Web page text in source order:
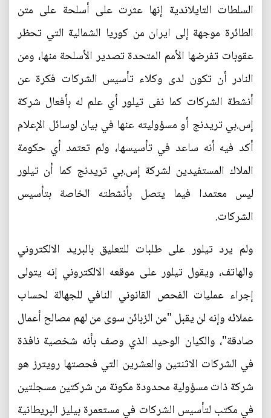
السلطات التايلاندية إنها عثرت على أسلحة على متن
الطائرة موجهة إلى ايران من كوريا الشمالية التي تحظر
عقوبات تفرضها الأمم المتحدة تصدير الأسلحة منها، ومن
النادر أن تكون لدى وكلاء تأسيس الشركات فكرة عن
أنشطة الشركات كما نفى تيلور أي علم له بأفعال شركة
إس.بي تريدنج أو مسؤوليته عنها في بيان لوسائل الإعلام
أكد فيه أنه ساعد في تأسيسها، ولم تعتمد أي حكومة
الملاك المستفيدين لشركة إس.بي تريدنج كما أن تيلور
ليس معتمدا فيما يتصل بأنشطته الخاصة بتأسيس
الشركات.
ولم يرد تيلور على طلبات للتعليق بالبريد الالكتروني
والهاتف، ويقول تيلور على موقعه الالكتروني إنه يتولى
إجراء عمليات الفحص القانوني النافي للجهالة لحساب
عملائه وإنه لن يقبل "من الزبائن سوى من لهم مصالح أعمال
صادقة"، والكيان الوحيد الذي وصف بأنه شخصية نافذة
في الشركات الاثنتين والعشرين التي فحصتها رويترز هو
شركة ذات مسؤولية محدودة مكونة من شركتين مسجلتين
في مكتب لتأسيس الشركات في مستعمرة بيليز البريطانية